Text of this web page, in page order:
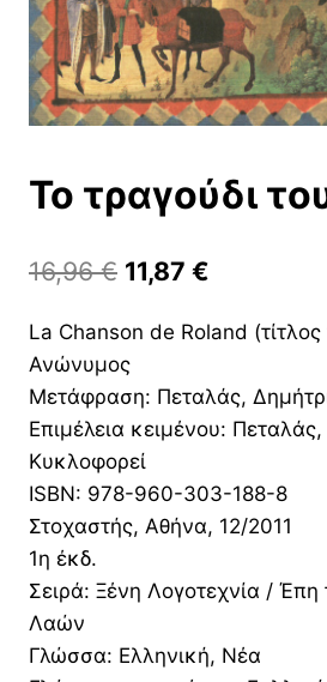
Το τραγούδι
16,96€ Original
was:
16,96 €.
11,87 €
τιμή
είναι:
11,87 €.
La Chanson de Roland
Ανώνυμος
Μετάφραση: Πεταλάς,
Επιμέλεια κειμένου:
Κυκλοφορεί
ISBN: 978-960-303-188-8
Στοχαστής, Αθήνα, 12/2011
1η έκδ.
Σειρά: Ξένη Λογοτεχνία /
Λαών
Γλώσσα: Ελληνική, Νέα